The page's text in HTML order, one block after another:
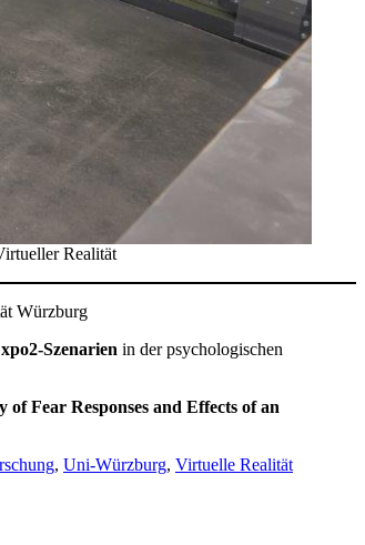
Realität
Würzburg
Szenarien in der psychologischen
Fear Responses and Effects of an
, Uni-Würzburg, Virtuelle Realität